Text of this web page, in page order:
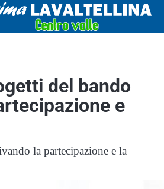
del bando
e
la partecipazione e la